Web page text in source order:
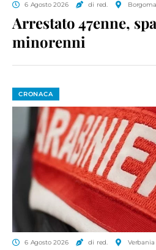
6 Agosto 2026 di red.
Arrestato 47enne,
minorenni
CRONACA
6 Agosto 2026 di red. Verbania